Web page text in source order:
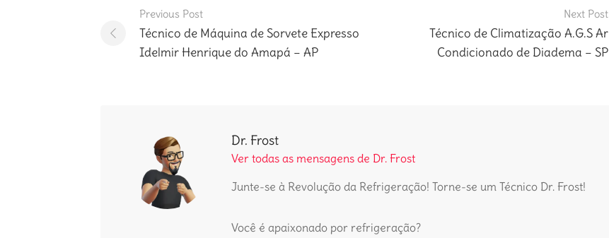
Post
navigation
Previous Post
Técnico de Máquina de Sorvete Expresso
Idelmir Henrique do Amapá – AP
Next Post
Técnico de Climatização A.G.S Ar
Condicionado de Diadema – SP
Dr. Frost
Ver todas as mensagens de Dr. Frost
Junte-se à Revolução da Refrigeração! Torne-se um Técnico Dr. Frost!
Você é apaixonado por refrigeração?